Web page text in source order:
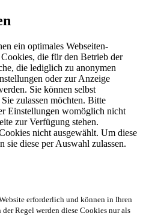
ein optimales Webseiten-
die für den Betrieb der
die lediglich zu anonymen
oder zur Anzeige
Sie können selbst
zulassen möchten. Bitte
Einstellungen womöglich nicht
zur Verfügung stehen.
nicht ausgewählt. Um diese
sie diese per Auswahl zulassen.
erforderlich und können in Ihren
Regel werden diese Cookies nur als